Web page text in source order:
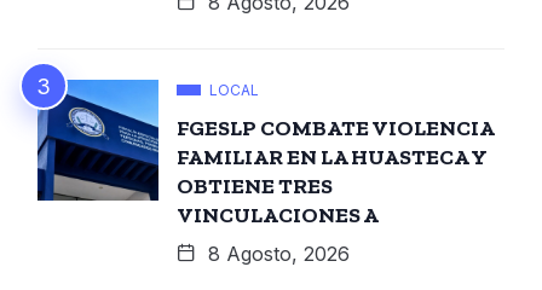
LOCAL
FGESLP COMBATE VIOLENCIA
FAMILIAR EN LA HUASTECA Y
OBTIENE TRES
VINCULACIONES A
8 Agosto, 2026